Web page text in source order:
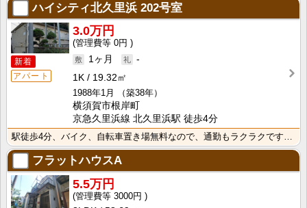
ハイシティ北久里浜202号室
新着
アパート
3.0万円
0円
1ヶ月
-
1K
19.32㎡
1988年1月
（築38年）
横須賀市根岸町
京急久里浜線 北久里浜駅 徒歩4分
駅徒歩4分、バイク、自転車置き場無料なので、通勤もラクラクですね。
フラットハウスA
5.5万円
3000円